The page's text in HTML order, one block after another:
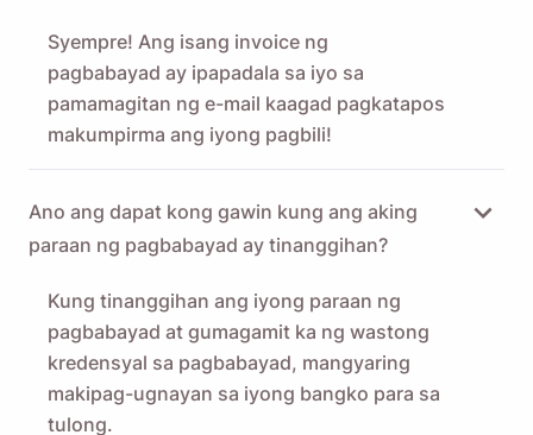
Syempre! Ang isang invoice ng
pagbabayad ay ipapadala sa iyo sa
pamamagitan ng e-mail kaagad pagkatapos
makumpirma ang iyong pagbili!
Ano ang dapat kong gawin kung ang aking
paraan ng pagbabayad ay tinanggihan?
Kung tinanggihan ang iyong paraan ng
pagbabayad at gumagamit ka ng wastong
kredensyal sa pagbabayad, mangyaring
makipag-ugnayan sa iyong bangko para sa
tulong.